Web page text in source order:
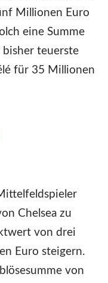
Millionen Euro
eine Summe
bisher teuerste
für 35 Millionen
Chelsea zu
von drei
Euro steigern.
von